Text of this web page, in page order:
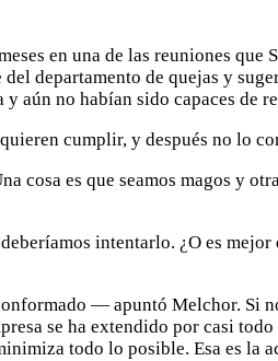
en una de las reuniones que
departamento de quejas y
aún no habían sido capaces de
cumplir, y después no lo
es que seamos magos y
intentarlo. ¿O es mejor
— apuntó Melchor. Si
se ha extendido por casi
todo lo posible. Esa es la